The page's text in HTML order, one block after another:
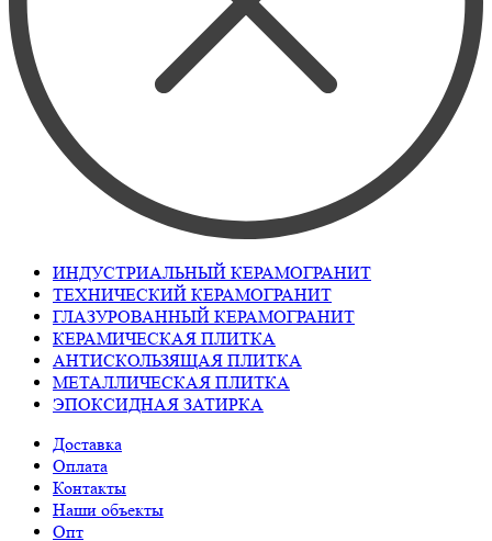
ИНДУСТРИАЛЬНЫЙ КЕРАМОГРАНИТ
ТЕХНИЧЕСКИЙ КЕРАМОГРАНИТ
ГЛАЗУРОВАННЫЙ КЕРАМОГРАНИТ
КЕРАМИЧЕСКАЯ ПЛИТКА
АНТИСКОЛЬЗЯЩАЯ ПЛИТКА
МЕТАЛЛИЧЕСКАЯ ПЛИТКА
ЭПОКСИДНАЯ ЗАТИРКА
Доставка
Оплата
Контакты
Наши объекты
Опт